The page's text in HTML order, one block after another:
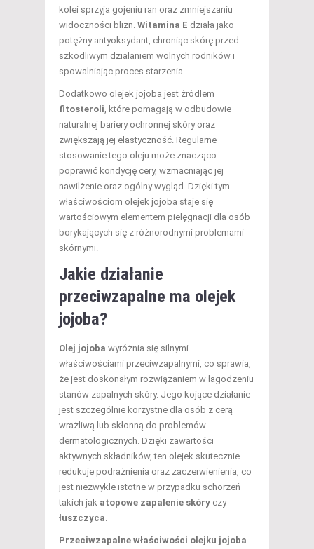
kolei sprzyja gojeniu ran oraz zmniejszaniu
widoczności blizn. Witamina E działa jako
potężny antyoksydant, chroniąc skórę przed
szkodliwym działaniem wolnych rodników i
spowalniając proces starzenia.
Dodatkowo olejek jojoba jest źródłem
fitosteroli , które pomagają w odbudowie
naturalnej bariery ochronnej skóry oraz
zwiększają jej elastyczność. Regularne
stosowanie tego oleju może znacząco
poprawić kondycję cery, wzmacniając jej
nawilżenie oraz ogólny wygląd. Dzięki tym
właściwościom olejek jojoba staje się
wartościowym elementem pielęgnacji dla osób
borykających się z różnorodnymi problemami
skórnymi.
Jakie działanie
przeciwzapalne ma olejek
jojoba?
Olej jojoba wyróżnia się silnymi
właściwościami przeciwzapalnymi, co sprawia,
że jest doskonałym rozwiązaniem w łagodzeniu
stanów zapalnych skóry. Jego kojące działanie
jest szczególnie korzystne dla osób z cerą
wrażliwą lub skłonną do problemów
dermatologicznych. Dzięki zawartości
aktywnych składników, ten olejek skutecznie
redukuje podrażnienia oraz zaczerwienienia, co
jest niezwykle istotne w przypadku schorzeń
takich jak atopowe zapalenie skóry czy
łuszczyca
Przeciwzapalne właściwości olejku jojoba